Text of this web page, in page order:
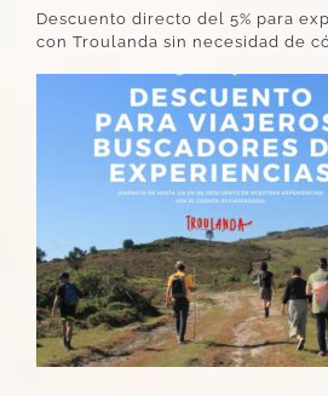
Descuento directo del 5% para
con Troulanda sin necesidad de